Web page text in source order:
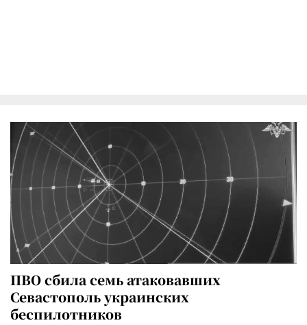
ПВО сбила семь атаковавших
Севастополь украинских
беспилотников